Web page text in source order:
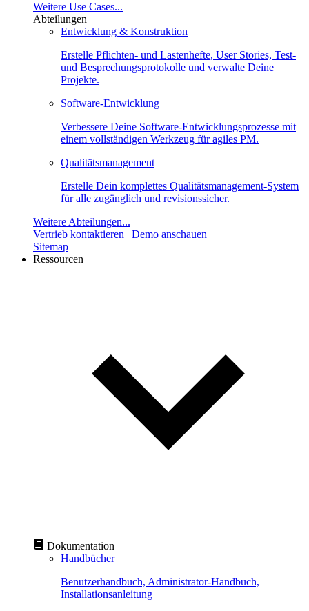
Weitere Use Cases...
Abteilungen
Entwicklung & Konstruktion
Erstelle Pflichten- und Lastenhefte, User Stories, Test-
und Besprechungsprotokolle und verwalte Deine
Projekte.
Software-Entwicklung
Verbessere Deine Software-Entwicklungsprozesse mit
einem vollständigen Werkzeug für agiles PM.
Qualitätsmanagement
Erstelle Dein komplettes Qualitätsmanagement-System
für alle zugänglich und revisionssicher.
Weitere Abteilungen...
Vertrieb kontaktieren | Demo anschauen
Sitemap
Ressourcen
Dokumentation
Handbücher
Benutzerhandbuch, Administrator-Handbuch,
Installationsanleitung